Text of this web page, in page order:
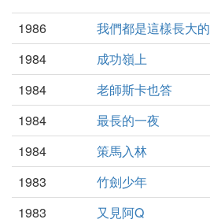
1986
我們都是這樣長大的
1984
成功嶺上
1984
老師斯卡也答
1984
最長的一夜
1984
策馬入林
1983
竹劍少年
1983
又見阿Q